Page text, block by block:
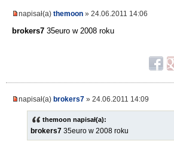
napisał(a) themoon » 24.06.2011 14:06
brokers7 35euro w 2008 roku
napisał(a) brokers7 » 24.06.2011 14:09
themoon napisał(a):
brokers7 35euro w 2008 roku